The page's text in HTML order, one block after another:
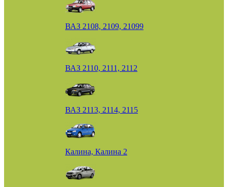
ВАЗ 2108, 2109, 21099
ВАЗ 2110, 2111, 2112
ВАЗ 2113, 2114, 2115
Калина, Калина 2